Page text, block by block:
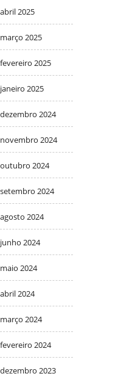
abril 2025
março 2025
fevereiro 2025
janeiro 2025
dezembro 2024
novembro 2024
outubro 2024
setembro 2024
agosto 2024
junho 2024
maio 2024
abril 2024
março 2024
fevereiro 2024
dezembro 2023